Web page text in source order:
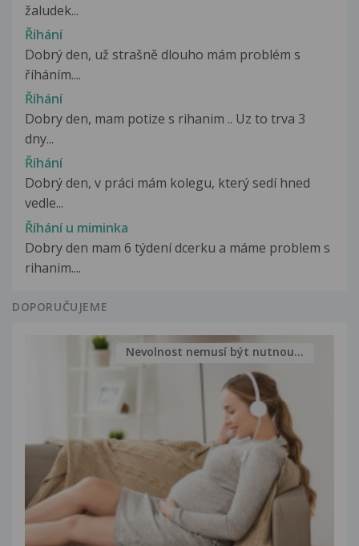
žaludek...
Říhání
Dobrý den, už strašně dlouho mám problém s
říháním....
Říhání
Dobry den, mam potize s rihanim .. Uz to trva 3
dny...
Říhání
Dobrý den, v práci mám kolegu, který sedí hned
vedle...
Říhání u miminka
Dobry den mam 6 týdení dcerku a máme problem s
rihanim....
DOPORUČUJEME
Nevolnost nemusí být nutnou...